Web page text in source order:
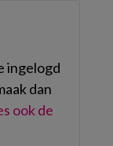
ingelogd
dan
ook de